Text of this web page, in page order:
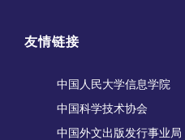
友情链接
中国人民大学信息学院
中国科学技术协会
中国外文出版发行事业局